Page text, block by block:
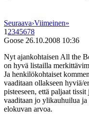
Seuraava›Viimeinen»
1 2345678
Goose 26.10.2008 10:36
Nyt ajankohtaisen All the
on hyvä listailla
Ja henkilökohtaiset
vaaditaan ollakseen hyviä/
pisteeseen, että paljaat
vaaditaan jo ylikauhuilua ja
elokuvan arvoa.